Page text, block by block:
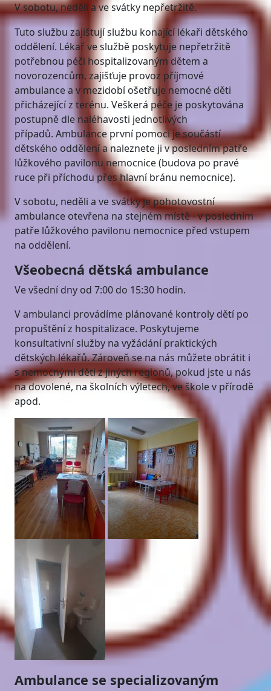
V sobotu, neděli a ve svátky nepřetržitě.
Tuto službu zajištují službu konající lékaři dětského
oddělení. Lékař ve službě poskytuje nepřetržitě
potřebnou péči hospitalizovaným dětem a
novorozencům, zajišťuje provoz příjmové
ambulance a v mezidobí ošetřuje nemocné děti
přicházející z terénu. Veškerá péče je poskytována
postupně dle naléhavosti jednotlivých
případů. Ambulance první pomoci je součástí
dětského oddělení a naleznete ji v posledním patře
lůžkového pavilonu nemocnice (budova po pravé
ruce při příchodu přes hlavní bránu nemocnice).
V sobotu, neděli a ve svátky je pohotovostní
ambulance otevřena na stejném místě - v posledním
patře lůžkového pavilonu nemocnice před vstupem
na oddělení.
Všeobecná dětská ambulance
Ve všední dny od 7:00 do 15:30 hodin.
V ambulanci provádíme plánované kontroly dětí po
propuštění z hospitalizace. Poskytujeme
konsultativní služby na vyžádání praktických
dětských lékařů. Zároveň se na nás můžete obrátit i
s nemocnými děti z jiných regionů, pokud jste u nás
na dovolené, na školních výletech, ve škole v přírodě
apod.
Ambulance se specializovaným